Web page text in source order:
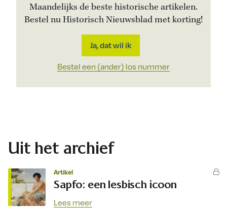
Maandelijks de beste historische artikelen.
Bestel nu Historisch Nieuwsblad met korting!
Ja, dat wil ik
Bestel een (ander) los nummer
Uit het archief
Artikel
Sapfo: een lesbisch icoon
Lees meer